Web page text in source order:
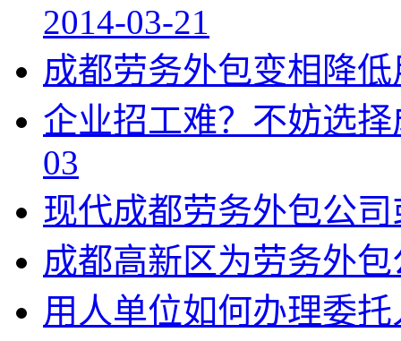
2014-03-21
成都劳务外包变相降
企业招工难？不妨选
03
现代成都劳务外包公
成都高新区为劳务外
用人单位如何办理委